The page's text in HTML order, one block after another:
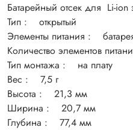
Батарейный отсек для Li-ion
Тип : открытый
Элементы питания :
Количество элементов
Тип монтажа : на плату
Вес : 7,5 г
Высота : 21,3 мм
Ширина : 20,7 мм
Глубина : 77,4 мм